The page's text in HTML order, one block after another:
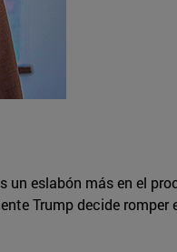
un eslabón más en el
Trump decide romper